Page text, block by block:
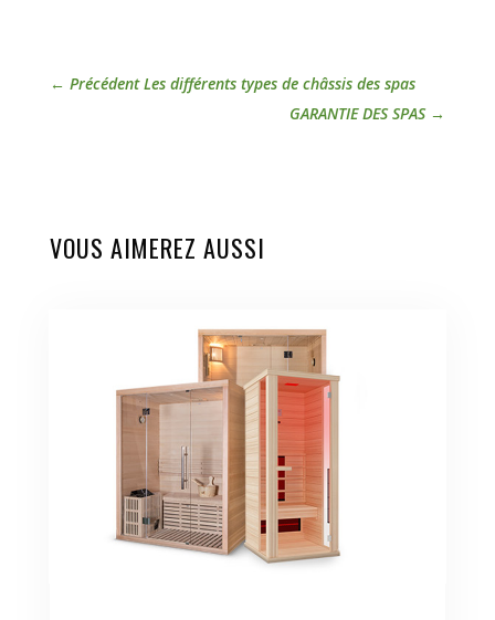
← Précédent Les différents types de châssis des spas
GARANTIE DES SPAS→
VOUS AIMEREZ AUSSI